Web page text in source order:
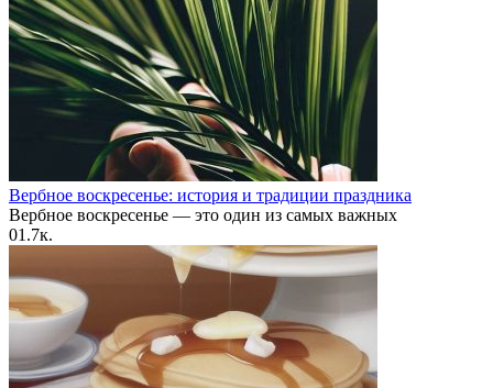
Вербное воскресенье: история и традиции праздника
Вербное воскресенье — это один из самых важных
01.7к.